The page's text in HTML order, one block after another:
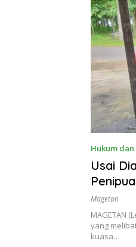
Hukum
Usai
Panekan
Magetan
MAGETAN
yang
kuasa…